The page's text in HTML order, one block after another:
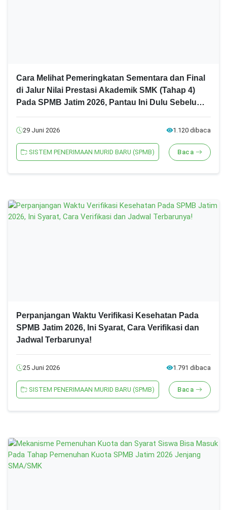
Cara Melihat Pemeringkatan Sementara dan Final
di Jalur Nilai Prestasi Akademik SMK (Tahap 4)
Pada SPMB Jatim 2026, Pantau Ini Dulu Sebelum
29 Juni 2026 1.120 dibaca
SISTEM PENERIMAAN MURID BARU (SPMB) Baca
Perpanjangan Waktu Verifikasi Kesehatan Pada
SPMB Jatim 2026, Ini Syarat, Cara Verifikasi dan
Jadwal Terbarunya!
25 Juni 2026 1.791 dibaca
SISTEM PENERIMAAN MURID BARU (SPMB) Baca